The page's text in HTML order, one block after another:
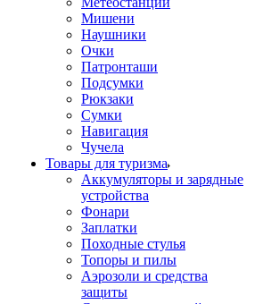
Мишени
Наушники
Очки
Патронташи
Подсумки
Рюкзаки
Сумки
Навигация
Чучела
Товары для туризма
Аккумуляторы и зарядные
устройства
Фонари
Заплатки
Походные стулья
Топоры и пилы
Аэрозоли и средства
защиты